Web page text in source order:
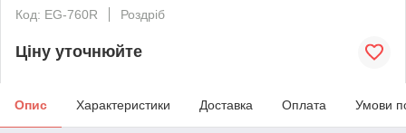
Код: EG-760R
Роздріб
Ціну уточнюйте
Опис Характеристики Доставка Оплата Умови